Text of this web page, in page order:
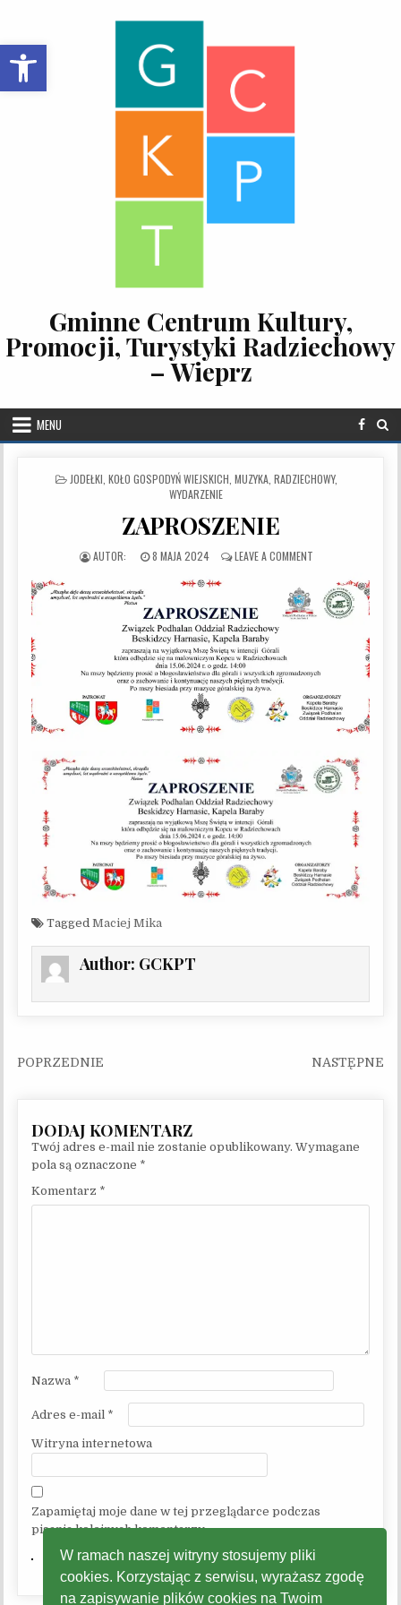
Open toolbar
Gminne Centrum Kultury,
Promocji, Turystyki Radziechowy
– Wieprz
MENU
POSTED IN
JODEŁKI KOŁO GOSPODYŃ WIEJSKICH MUZYKA, RADZIECHOWY,
WYDARZENIE
ZAPROSZENIE
PUBLISHED DATE:
8 MAJA 2024 LEAVE A COMMENTON ZAPROSZENIE
TaggedMaciej Mika
Author: GCKPT
Nawigacja wpisu
Twój adres e-mail nie zostanie opublikowany. Wymagane
pola są oznaczone *
Komentarz *
Nazwa *
Adres e-mail *
Witryna internetowa
Zapamiętaj moje dane w tej przeglądarce podczas
pisania kolejnych komentarzy.
W ramach naszej witryny stosujemy pliki
cookies. Korzystając z serwisu, wyrażasz zgodę
na zapisywanie plików cookies na Twoim